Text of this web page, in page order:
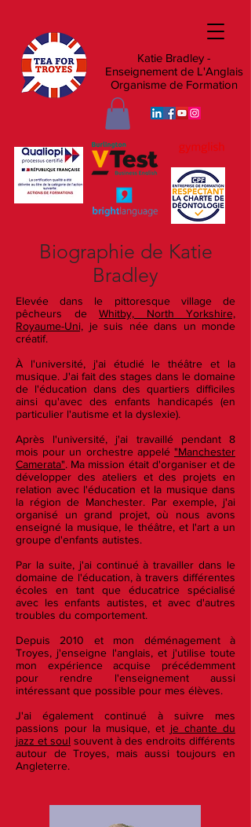
Katie Bradley -
Enseignement de L'Anglais
Organisme de Formation
Biographie de Katie
Bradley
Elevée dans le pittoresque village de
pêcheurs de Whitby, North Yorkshire,
Royaume-Uni, je suis née dans un monde
créatif.
À l'université, j'ai étudié le théâtre et la
musique. J'ai fait des stages dans le domaine
de l'éducation dans des quartiers difficiles
ainsi qu'avec des enfants handicapés (en
particulier l'autisme et la dyslexie).
Après l'université, j'ai travaillé pendant 8
mois pour un orchestre appelé "Manchester
Camerata". Ma mission était d'organiser et de
développer des ateliers et des projets en
relation avec l'éducation et la musique dans
la région de Manchester. Par exemple, j'ai
organisé un grand projet, où nous avons
enseigné la musique, le théâtre, et l'art a un
groupe d'enfants autistes.
Par la suite, j'ai continué à travailler dans le
domaine de l'éducation, à travers différentes
écoles en tant que éducatrice spécialisé
avec les enfants autistes, et avec d'autres
troubles du comportement.
Depuis 2010 et mon déménagement à
Troyes, j'enseigne l'anglais, et j'utilise toute
mon expérience acquise précédemment
pour rendre l'enseignement aussi
intéressant que possible pour mes élèves.
J'ai également continué à suivre mes
passions pour la musique, et je chante du
jazz et soul souvent à des endroits différents
autour de Troyes, mais aussi toujours en
Angleterre.